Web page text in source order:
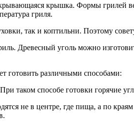
крышка. Формы
гриля.
так и коптильни. Поэтому
Древесный уголь можно
готовить различными способами:
таком способе готовки горячие
не в центре, где пища, а по